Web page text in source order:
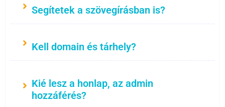
Segítetek a szövegírásban is?
Kell domain és tárhely?
Kié lesz a honlap, az admin
hozzáférés?